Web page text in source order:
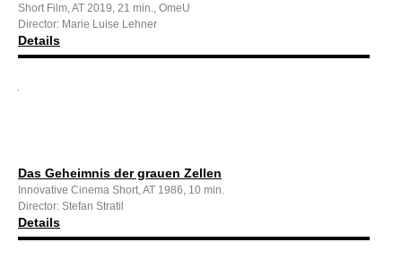
Short Film, AT 2019, 21 min., OmeU
Director: Marie Luise Lehner
Details
Das Geheimnis der grauen Zellen
Innovative Cinema Short, AT 1986, 10 min.
Director: Stefan Stratil
Details